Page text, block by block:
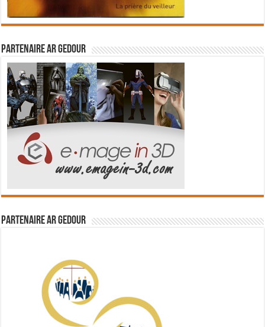
Partenaire Ar Gedour
Partenaire Ar Gedour